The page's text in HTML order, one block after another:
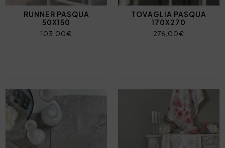
RUNNER PASQUA
50X150
103,00€
TOVAGLIA PASQUA
170X270
276,00€